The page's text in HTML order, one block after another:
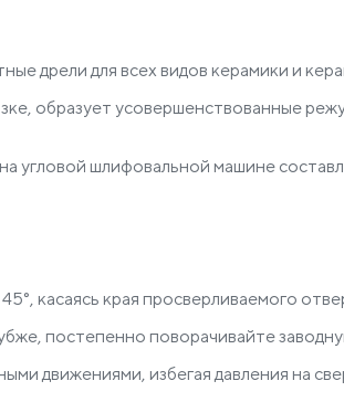
дрели для всех видов керамики и
образует усовершенствованные
угловой шлифовальной машине
касаясь края просверливаемого
постепенно поворачивайте
движениями, избегая давления на